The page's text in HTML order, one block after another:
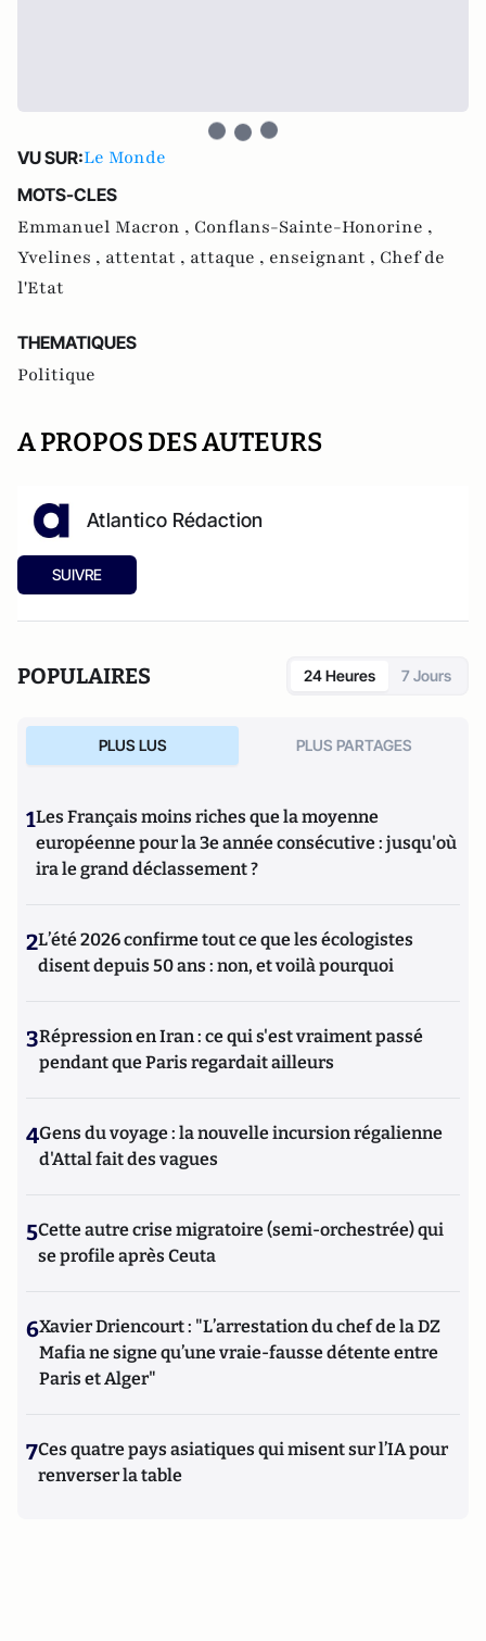
VU SUR:Le Monde
MOTS-CLES
Emmanuel Macron , Conflans-Sainte-Honorine ,
Yvelines , attentat , attaque , enseignant , Chef de
l'Etat
THEMATIQUES
Politique
A PROPOS DES AUTEURS
Atlantico Rédaction
SUIVRE
POPULAIRES 24 Heures 7 Jours
PLUS LUS PLUS PARTAGES
1Les Français moins riches que la moyenne
européenne pour la 3e année consécutive : jusqu'où
ira le grand déclassement ?
2L’été 2026 confirme tout ce que les écologistes
disent depuis 50 ans : non, et voilà pourquoi
3Répression en Iran : ce qui s'est vraiment passé
pendant que Paris regardait ailleurs
4Gens du voyage : la nouvelle incursion régalienne
d'Attal fait des vagues
5Cette autre crise migratoire (semi-orchestrée) qui
se profile après Ceuta
6Xavier Driencourt : "L’arrestation du chef de la DZ
Mafia ne signe qu’une vraie-fausse détente entre
Paris et Alger"
7Ces quatre pays asiatiques qui misent sur l’IA pour
renverser la table